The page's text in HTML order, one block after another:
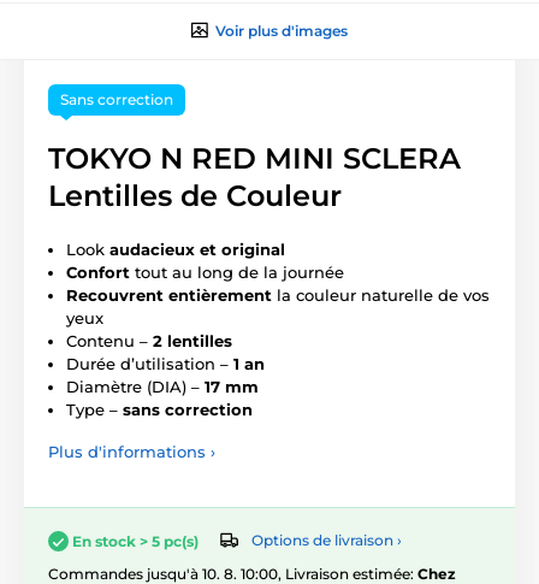
Voir plus d'images
Sans correction
TOKYO N RED MINI SCLERA
Lentilles de Couleur
Look audacieux et original
Confort tout au long de la journée
Recouvrent entièrement la couleur naturelle de vos
yeux
Contenu – 2 lentilles
Durée d’utilisation – 1 an
Diamètre (DIA) – 17 mm
Type – sans correction
Plus d'informations ›
En stock > 5 pc(s)
Options de livraison ›
Commandes jusqu'à 10. 8. 10:00, Livraison estimée: Chez